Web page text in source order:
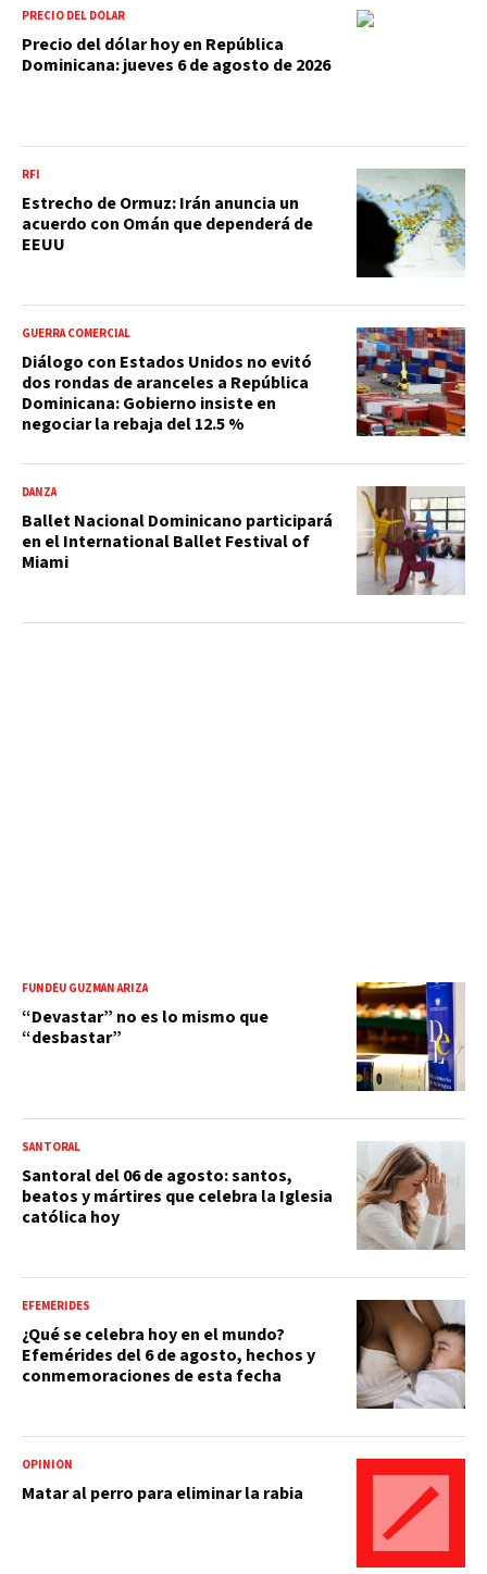
PRECIO DEL DÓLAR
Precio del dólar hoy en República
Dominicana: jueves 6 de agosto de 2026
RFI
Estrecho de Ormuz: Irán anuncia un
acuerdo con Omán que dependerá de
EEUU
GUERRA COMERCIAL
Diálogo con Estados Unidos no evitó
dos rondas de aranceles a República
Dominicana: Gobierno insiste en
negociar la rebaja del 12.5 %
DANZA
Ballet Nacional Dominicano participará
en el International Ballet Festival of
Miami
FUNDÉU GUZMÁN ARIZA
“Devastar” no es lo mismo que
“desbastar”
SANTORAL
Santoral del 06 de agosto: santos,
beatos y mártires que celebra la Iglesia
católica hoy
EFEMÉRIDES
¿Qué se celebra hoy en el mundo?
Efemérides del 6 de agosto, hechos y
conmemoraciones de esta fecha
OPINIÓN
Matar al perro para eliminar la rabia